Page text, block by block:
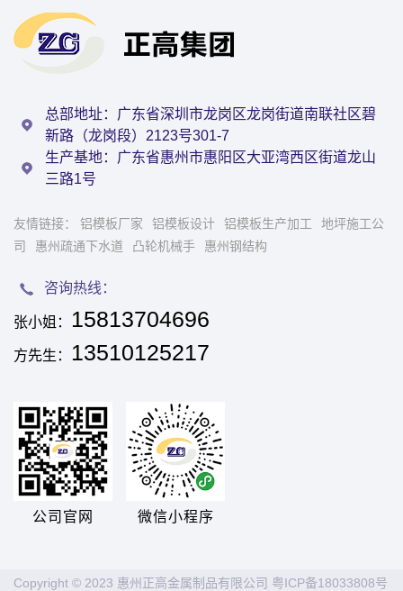
总部地址：广东省深圳市龙岗区龙岗街道南联社区碧
新路（龙岗段）2123号301-7
生产基地：广东省惠州市惠阳区大亚湾西区街道龙山
三路1号
友情链接： 铝模板厂家 铝模板设计 铝模板生产加工
地坪施工公
司
惠州疏通下水道 凸轮机械手 惠州钢结构
咨询热线：
张小姐： 15813704696
方先生： 13510125217
公司官网 微信小程序
Copyright © 2023 惠州正高金属制品有限公司 粤ICP备18033808号